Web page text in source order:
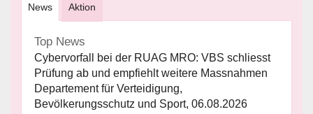
News Aktion
Top News
Cybervorfall bei der RUAG MRO: VBS schliesst
Prüfung ab und empfiehlt weitere Massnahmen
Departement für Verteidigung,
Bevölkerungsschutz und Sport, 06.08.2026